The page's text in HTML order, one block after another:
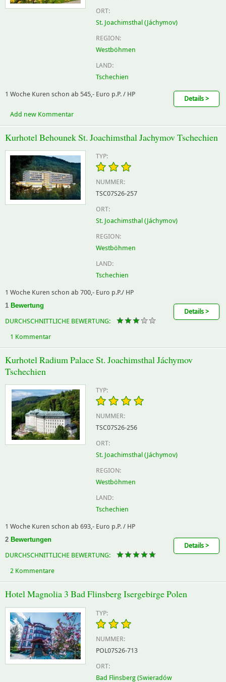
ORT:
St. Joachimsthal (Jáchymov)
REGION:
Westböhmen
LAND:
Tschechien
1 Woche Kuren schon ab 545,- Euro p.P. / HP
Details >
Add new Kommentar
Kurhotel Behounek St. Joachimsthal Jachymov Tschechien
TYP:
NUMMER:
TSC07S26-257
ORT:
St. Joachimsthal (Jáchymov)
REGION:
Westböhmen
LAND:
Tschechien
1 Woche Kuren schon ab 700,- Euro p.P./ HP
1 Bewertung
DURCHSCHNITTLICHE BEWERTUNG:
Details >
1 Kommentar
Kurhotel Radium Palace St. Joachimsthal Jáchymov
Tschechien
TYP:
NUMMER:
TSC07S26-256
ORT:
St. Joachimsthal (Jáchymov)
REGION:
Westböhmen
LAND:
Tschechien
1 Woche Kuren schon ab 693,- Euro p.P. / HP
2 Bewertungen
DURCHSCHNITTLICHE BEWERTUNG:
Details >
2 Kommentare
Hotel Magnolia 3 Bad Flinsberg Isergebirge Polen
TYP:
NUMMER:
POL07S26-713
ORT:
Bad Flinsberg (Swieradów